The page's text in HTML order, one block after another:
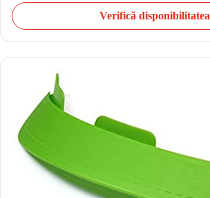
Verifică disponibilitatea